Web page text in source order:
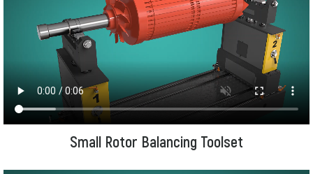
Small Rotor Balancing Toolset